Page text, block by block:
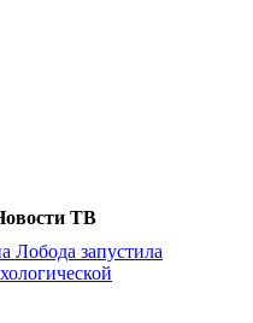
ТВ
Лобода запустила